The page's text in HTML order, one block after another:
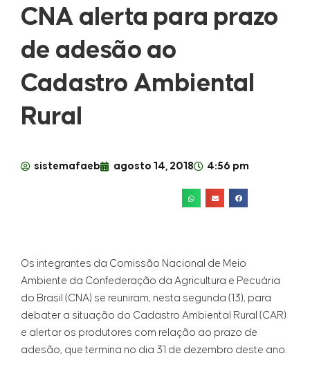
CNA alerta para prazo
de adesão ao
Cadastro Ambiental
Rural
sistemafaeb agosto 14, 2018 4:56 pm
Os integrantes da Comissão Nacional de Meio
Ambiente da Confederação da Agricultura e Pecuária
do Brasil (CNA) se reuniram, nesta segunda (13), para
debater a situação do Cadastro Ambiental Rural (CAR)
e alertar os produtores com relação ao prazo de
adesão, que termina no dia 31 de dezembro deste ano.